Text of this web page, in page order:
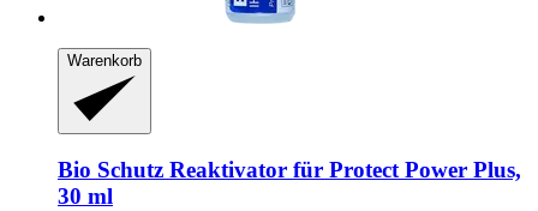
Warenkorb
Bio Schutz Reaktivator für Protect Power Plus,
30 ml